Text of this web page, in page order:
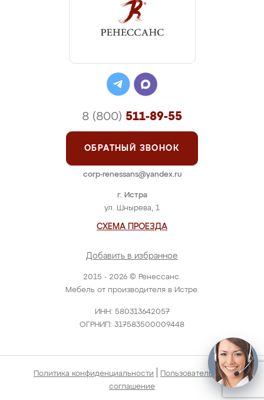
2015 - 2026 © Ренессанс.
Мебель от производителя в Истре.
ИНН: 580313642057
ОГРНИП: 317583500009448
г. Истра
ул. Шнырева, 1
СХЕМА ПРОЕЗДА
Добавить в избранное
8 (800) 511-89-55
ОБРАТНЫЙ ЗВОНОК
corp-renessans@yandex.ru
Политика конфиденциальности
Пользовательское
соглашение